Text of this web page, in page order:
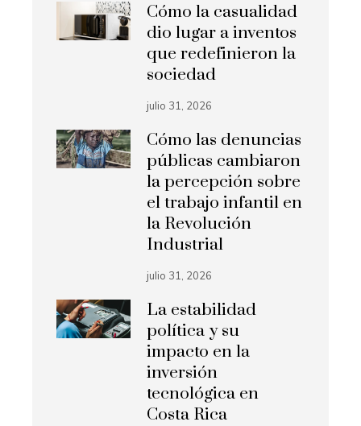
Cómo la casualidad
dio lugar a inventos
que redefinieron la
sociedad
julio 31, 2026
Cómo las denuncias
públicas cambiaron
la percepción sobre
el trabajo infantil en
la Revolución
Industrial
julio 31, 2026
La estabilidad
política y su
impacto en la
inversión
tecnológica en
Costa Rica